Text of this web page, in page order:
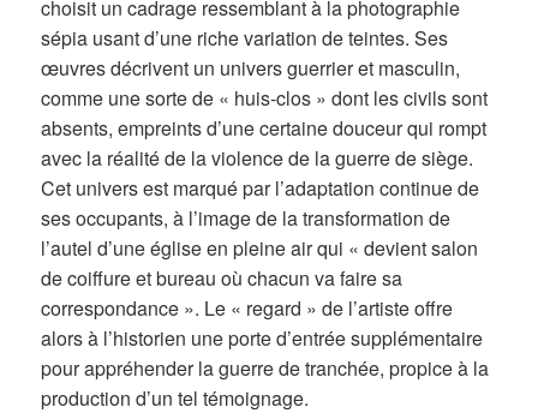
choisit un cadrage ressemblant à la photographie
sépia usant d’une riche variation de teintes. Ses
œuvres décrivent un univers guerrier et masculin,
comme une sorte de « huis-clos » dont les civils sont
absents, empreints d’une certaine douceur qui rompt
avec la réalité de la violence de la guerre de siège.
Cet univers est marqué par l’adaptation continue de
ses occupants, à l’image de la transformation de
l’autel d’une église en pleine air qui « devient salon
de coiffure et bureau où chacun va faire sa
correspondance ». Le « regard » de l’artiste offre
alors à l’historien une porte d’entrée supplémentaire
pour appréhender la guerre de tranchée, propice à la
production d’un tel témoignage.